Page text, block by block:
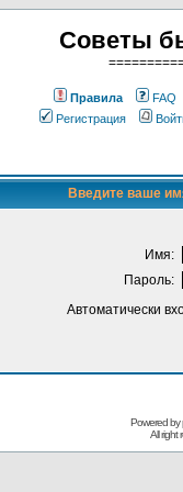
Советы
Правила
FAQ
Регистрация
Введите ваше
Имя:
Пароль:
Автоматически
Powered
All right